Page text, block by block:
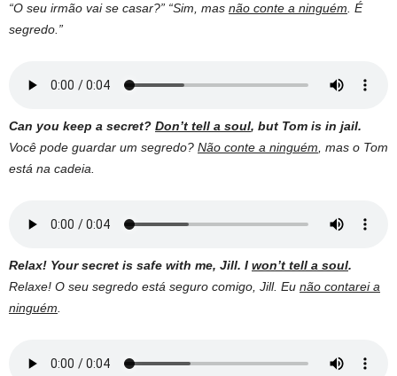
“O seu irmão vai se casar?” “Sim, mas não conte a ninguém É
segredo.”
Can you keep a secret? Don’t tell a soul, but Tom is in jail.
Você pode guardar um segredo? Não conte a ninguém , mas o Tom
está na cadeia.
Relax! Your secret is safe with me, Jill. I won’t tell a soul.
Relaxe! O seu segredo está seguro comigo, Jill. Eu não contarei a
ninguém